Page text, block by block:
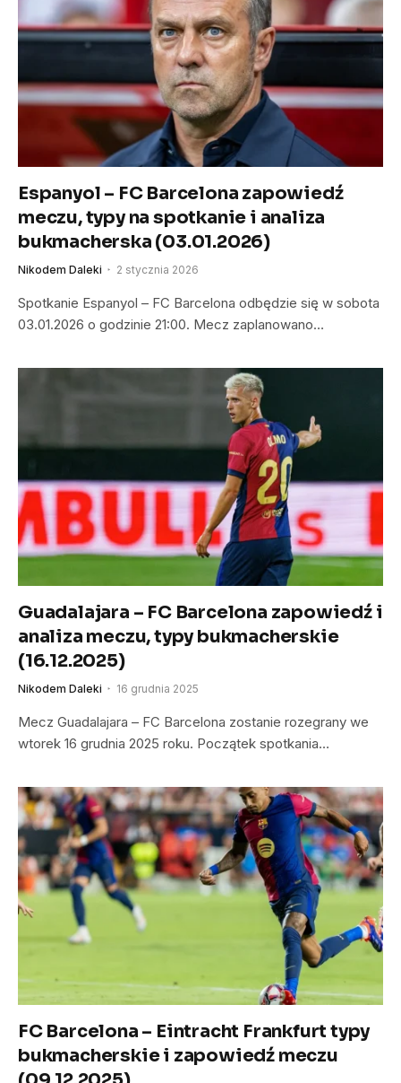
Espanyol – FC Barcelona zapowiedź
meczu, typy na spotkanie i analiza
bukmacherska (03.01.2026)
Nikodem Daleki 2 stycznia 2026
Spotkanie Espanyol – FC Barcelona odbędzie się w sobota
03.01.2026 o godzinie 21:00. Mecz zaplanowano…
Guadalajara – FC Barcelona zapowiedź i
analiza meczu, typy bukmacherskie
(16.12.2025)
Nikodem Daleki 16 grudnia 2025
Mecz Guadalajara – FC Barcelona zostanie rozegrany we
wtorek 16 grudnia 2025 roku. Początek spotkania…
FC Barcelona – Eintracht Frankfurt typy
bukmacherskie i zapowiedź meczu